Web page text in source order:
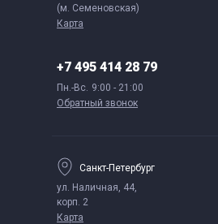
(м. Семеновская)
Карта
+7 495 414 28 79
Пн.-Вс. 9:00 - 21:00
Обратный звонок
Санкт-Петербург
ул. Наличная, 44,
корп. 2
Карта